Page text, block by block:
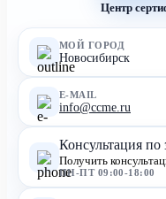
Центр
МОЙ ГОРОД
Новосибирск
E-MAIL
info@ccme.ru
Консультация по
Получить
ПН-ПТ 09:00-18:00